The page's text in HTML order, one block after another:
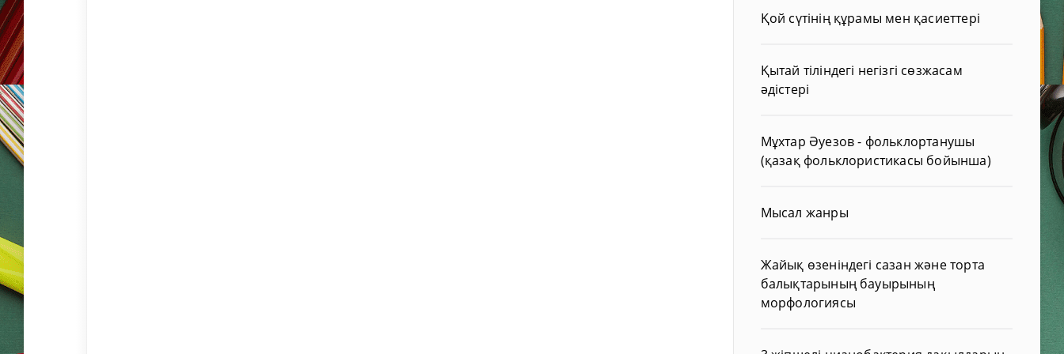
Қой сүтінің құрамы мен қасиеттері
Қытай тіліндегі негізгі сөзжасам
әдістері
Мұхтар Әуезов - фольклортанушы
(қазақ фольклористикасы бойынша)
Мысал жанры
Жайық өзеніндегі сазан және торта
балықтарының бауырының
морфологиясы